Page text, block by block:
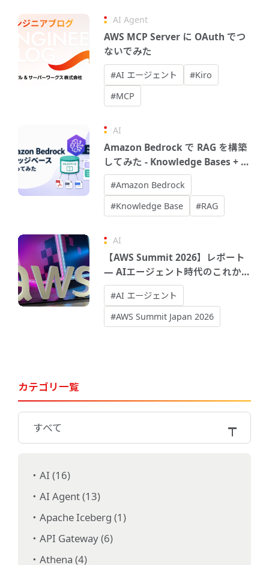
AI Agent
AWS MCP Server に OAuth でつ
ないでみた
#AI エージェント
#Kiro
#MCP
AI
Amazon Bedrock で RAG を構築
してみた - Knowledge Bases + エ
ージェントで社内文書AIアシスタ
ントを作る
#Amazon Bedrock
#Knowledge Base
#RAG
AI
【AWS Summit 2026】レポート
― AIエージェント時代のこれか
ら
#AI エージェント
#AWS Summit Japan 2026
カテゴリ一覧
すべて
AI (16)
AI Agent (13)
Apache Iceberg (1)
API Gateway (6)
Athena (4)